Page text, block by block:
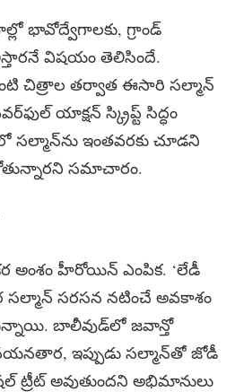
భావోద్వేగాలకు, గ్రాండ్
విషయం తెలిసిందే.
వంటి చిత్రాల తర్వాత ఈసారి సల్మాన్
యాక్షన్ స్క్రిప్ట్ సిద్ధం
సల్మాన్‌ను ఇంతవరకు చూడని
సమాచారం.
అంశం హీరోయిన్ ఎంపిక. ‘లేడీ
సల్మాన్ సరసన నటించే అవకాశం
బాలీవుడ్‌లో జవాన్తో
ఇప్పుడు సల్మాన్‌తో జోడీ
ట్రీట్ అవుతుందని అభిమానులు